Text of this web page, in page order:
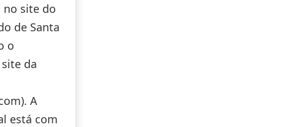
no site do
de Santa
o
da
A
está com